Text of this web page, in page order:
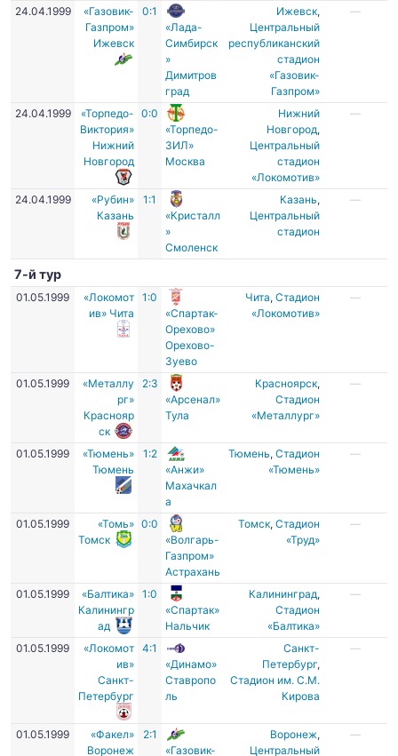
24.04.1999
«Газовик-
Газпром»
Ижевск
0:1
«Лада-
Симбирск
»
Димитров
град
Ижевск,
Центральный
республиканский
стадион
«Газовик-
Газпром»
—
24.04.1999
«Торпедо-
Виктория»
Нижний
Новгород
0:0
«Торпедо-
ЗИЛ»
Москва
Нижний
Новгород,
Центральный
стадион
«Локомотив»
—
24.04.1999
«Рубин»
Казань
1:1
«Кристалл
»
Смоленск
Казань,
Центральный
стадион
—
7-й тур
01.05.1999
«Локомот
ив» Чита
1:0
«Спартак-
Орехово»
Орехово-
Зуево
Чита,Стадион
«Локомотив»
—
01.05.1999
«Металлу
рг»
Краснояр
ск
2:3
«Арсенал»
Тула
Красноярск,
Стадион
«Металлург»
—
01.05.1999
«Тюмень»
Тюмень
1:2
«Анжи»
Махачкал
а
Тюмень,Стадион
«Тюмень»
—
01.05.1999
«Томь»
Томск
0:0
«Волгарь-
Газпром»
Астрахань
Томск,Стадион
«Труд»
—
01.05.1999
«Балтика»
Калинингр
ад
1:0
«Спартак»
Нальчик
Калининград,
Стадион
«Балтика»
—
01.05.1999
«Локомот
ив»
Санкт-
Петербург
4:1
«Динамо»
Ставропо
ль
Санкт-
Петербург,
Стадион им. С.М.
Кирова
—
01.05.1999
«Факел»
Воронеж
2:1
«Газовик-
Воронеж,
Центральный
—